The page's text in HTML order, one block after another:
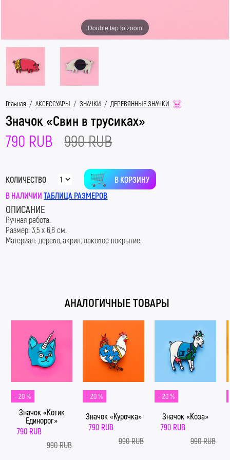
Double tap to zoom
Главная / АКСЕССУАРЫ / ЗНАЧКИ / ДЕРЕВЯННЫЕ ЗНАЧКИ
Значок «Свин в трусиках»
790 RUB 990 RUB
КОЛИЧЕСТВО
В КОРЗИНУ
В НАЛИЧИИ ТАБЛИЦА РАЗМЕРОВ
ОПИСАНИЕ
Ручная работа.
Размер: 3,5 х 6,8 см.
Материал: дерево, акрил, лаковое покрытие.
АНАЛОГИЧНЫЕ ТОВАРЫ
- 20 %
Значок «Котик
Единорог»
790 RUB
990 RUB
- 20 %
Значок «Курочка»
790 RUB
990 RUB
- 20 %
Значок «Коза»
790 RUB
990 RUB